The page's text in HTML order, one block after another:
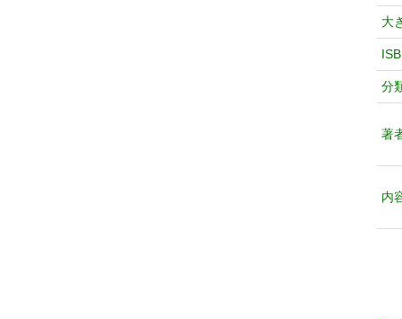
大
分
著
内